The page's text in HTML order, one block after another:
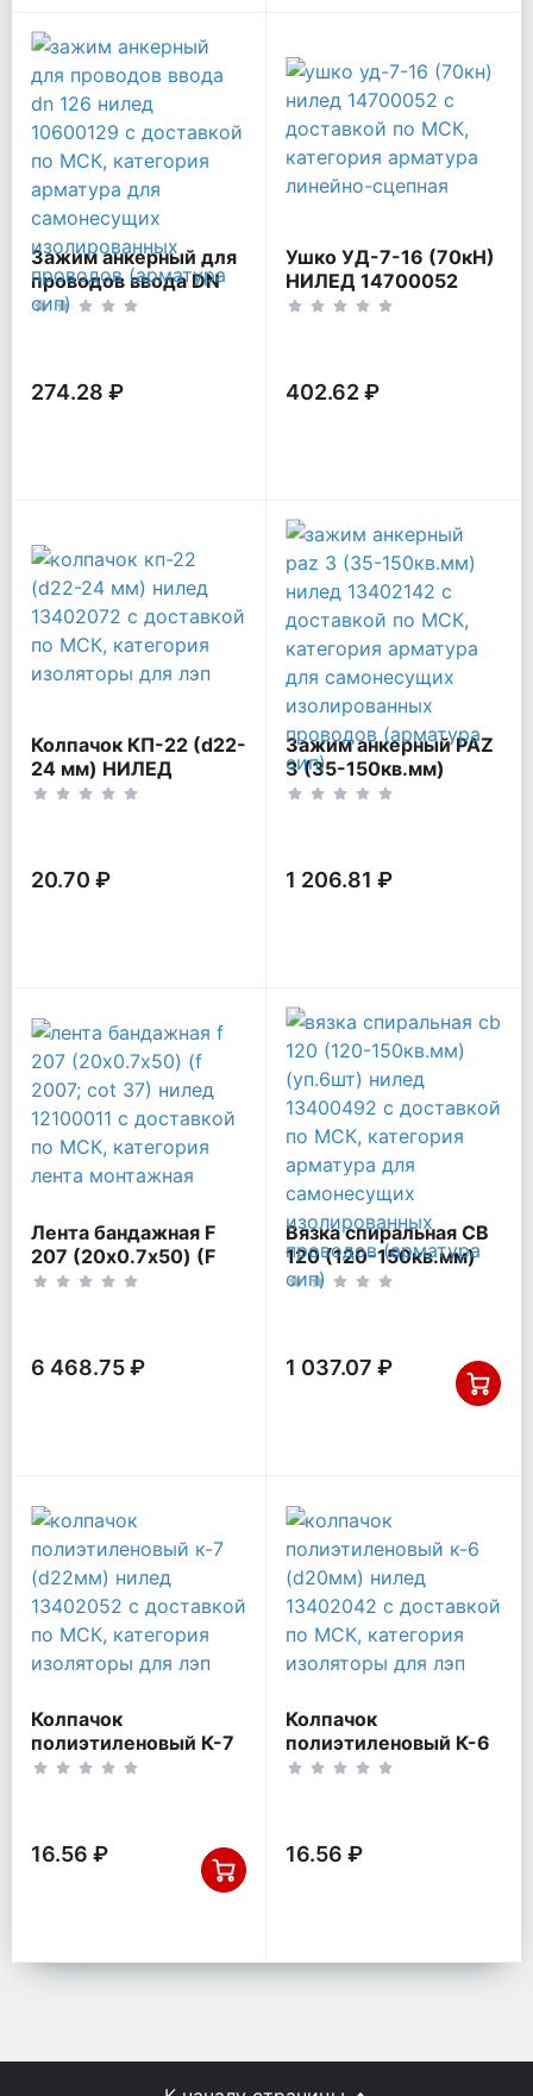
Зажим анкерный для
проводов ввода DN
126 НИЛЕД 10600129
274.28 ₽
Ушко УД-7-16 (70кН)
НИЛЕД 14700052
402.62 ₽
Колпачок КП-22 (d22-
24 мм) НИЛЕД
13402072
20.70 ₽
Зажим анкерный PAZ
3 (35-150кв.мм)
НИЛЕД 13402142
1 206.81 ₽
Лента бандажная F
207 (20х0.7х50) (F
2007; COT 37) НИЛЕД
6 468.75 ₽
Вязка спиральная CB
120 (120-150кв.мм)
(уп.6шт) НИЛЕД
1 037.07 ₽
Колпачок
полиэтиленовый К-7
(d22мм) НИЛЕД
16.56 ₽
Колпачок
полиэтиленовый К-6
(d20мм) НИЛЕД
16.56 ₽